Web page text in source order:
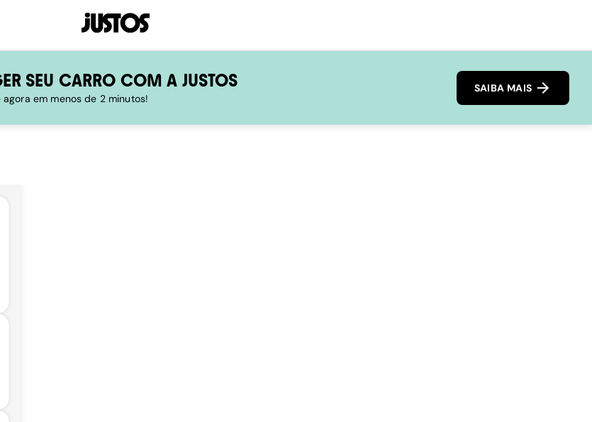
SEU CARRO COM A JUSTOS
em menos de 2 minutos!
SAIBA MAIS